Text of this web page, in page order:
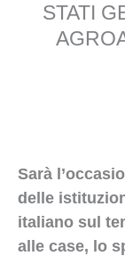
STATI
Sarà
delle
italiano sul
alle case, lo